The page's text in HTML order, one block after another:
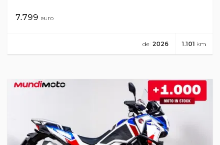
7.799 euro
1.101 km
del 2026